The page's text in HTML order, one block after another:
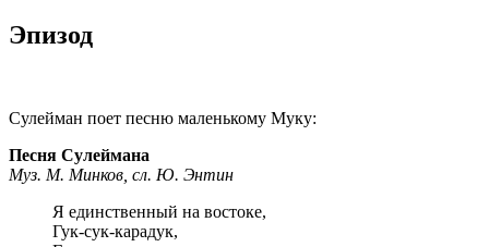
Эпизод
Сулейман поет песню маленькому Муку:
Песня Сулеймана
Муз. М. Минков, сл. Ю. Энтин
Я единственный на востоке,
Гук-сук-карадук,